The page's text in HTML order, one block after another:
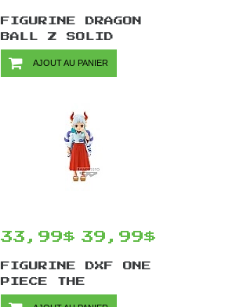
FIGURINE DRAGON
BALL Z SOLID
EDGE WORKS VOL.9
PAR BANPRESTO -
AJOUT AU PANIER
33,99$ 39,99$
FIGURINE DXF ONE
PIECE THE
GRANDLINE